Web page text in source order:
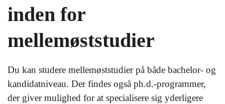
inden for
mellemøststudier
Du kan studere mellemøststudier på både bachelor- og
kandidatniveau. Der findes også ph.d.-programmer,
der giver mulighed for at specialisere sig yderligere